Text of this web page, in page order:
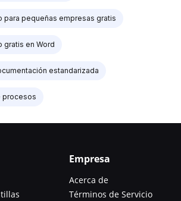
para pequeñas empresas gratis
gratis en Word
estandarizada
procesos
Empresa
Acerca de
Términos de Servicio